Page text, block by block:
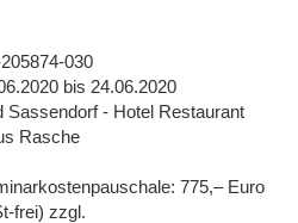
030
bis 24.06.2020
Sassendorf - Hotel Restaurant
Rasche
775,– Euro
frei) zzgl.